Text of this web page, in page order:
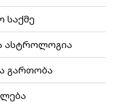
საქმე
ასტროლოგია
გართობა